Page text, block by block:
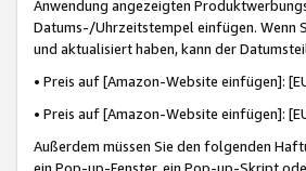
Anwendung angezeigten
Datums-/Uhrzeitstempel einfügen. Wenn
und aktualisiert haben, kann der
• Preis auf [Amazon-Website einfügen]:
• Preis auf [Amazon-Website einfügen]:
Außerdem müssen Sie den folgenden
ein Pop-up-Fenster, ein Pop-up-Skript